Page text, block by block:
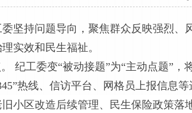
坚持问题导向，聚焦群众反映强烈、
实效和民生福祉。
纪工委变“被动接题”为“主动点题”
热线、信访平台、网格员上报信息
小区改造后续管理、民生保险政策